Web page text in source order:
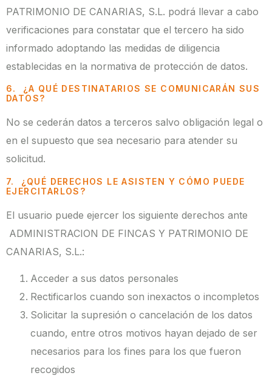
PATRIMONIO DE CANARIAS, S.L. podrá llevar a cabo
verificaciones para constatar que el tercero ha sido
informado adoptando las medidas de diligencia
establecidas en la normativa de protección de datos.
6. ¿A QUÉ DESTINATARIOS SE COMUNICARÁN SUS
DATOS?
No se cederán datos a terceros salvo obligación legal o
en el supuesto que sea necesario para atender su
solicitud.
7. ¿QUÉ DERECHOS LE ASISTEN Y CÓMO PUEDE
EJERCITARLOS?
El usuario puede ejercer los siguiente derechos ante
ADMINISTRACION DE FINCAS Y PATRIMONIO DE
CANARIAS, S.L.:
Acceder a sus datos personales
Rectificarlos cuando son inexactos o incompletos
Solicitar la supresión o cancelación de los datos
cuando, entre otros motivos hayan dejado de ser
necesarios para los fines para los que fueron
recogidos